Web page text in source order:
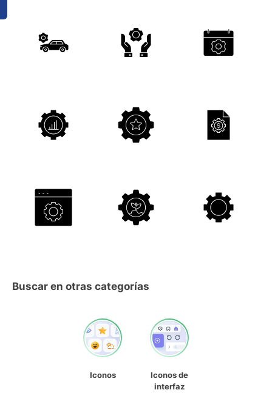
Buscar en otras categorías
Iconos
Iconos de
interfaz